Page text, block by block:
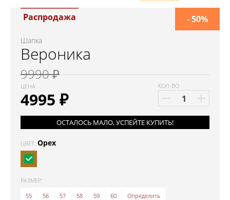
Распродажа
Шапка
Вероника
9990 ₽
ЦЕНА
4995 ₽
- 50%
КОЛ-ВО
ОСТАЛОСЬ МАЛО, УСПЕЙТЕ КУПИТЬ!
ЦВЕТ: Орех
РАЗМЕР:
55
56 57 58 59 60 Определить